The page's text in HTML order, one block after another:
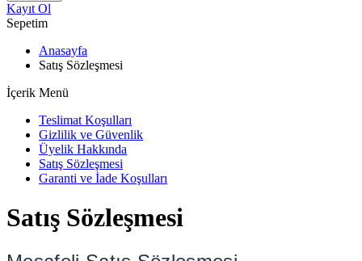
Kayıt Ol
Sepetim
Anasayfa
Satış Sözleşmesi
İçerik Menü
Teslimat Koşulları
Gizlilik ve Güvenlik
Üyelik Hakkında
Satış Sözleşmesi
Garanti ve İade Koşulları
Satış Sözleşmesi